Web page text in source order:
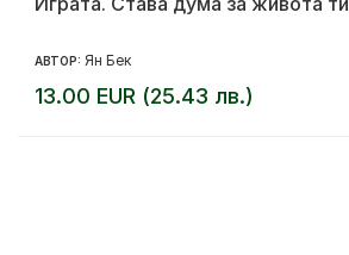
АВТОР: Ян Бек
13.00 EUR (25.43 лв.)